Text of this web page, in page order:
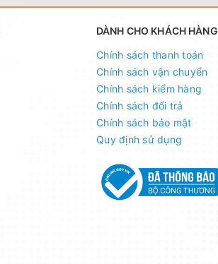
DÀNH CHO KHÁCH HÀNG
Chính sách thanh toán
Chính sách vận chuyển
Chính sách kiểm hàng
Chính sách đổi trả
Chính sách bảo mật
Quy định sử dụng